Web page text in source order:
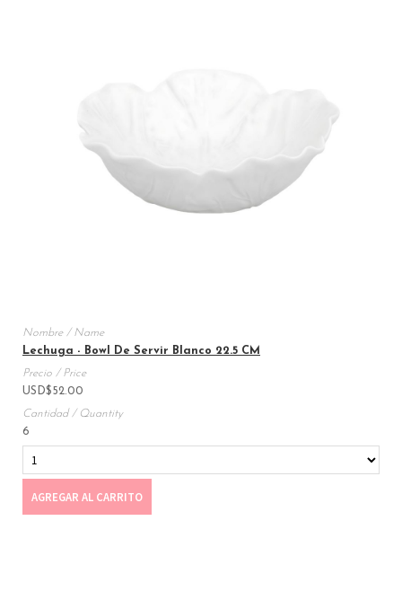
Lechuga - Bowl De Servir Blanco 22.5 CM
USD$52.00
6
AGREGAR AL CARRITO